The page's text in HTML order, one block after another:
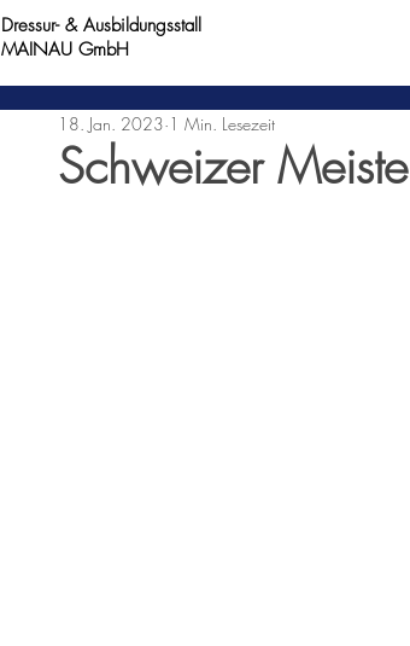
Dressur- & Ausbildungsstall
MAINAU GmbH
Schweizer
18. Jan. 2023 1 Min. Lesezeit